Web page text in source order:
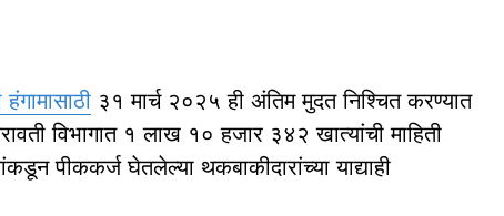
हंगामासाठी ३१ मार्च २०२५ ही अंतिम मुदत निश्चित करण्यात
विभागात १ लाख १० हजार ३४२ खात्यांची माहिती
पीककर्ज घेतलेल्या थकबाकीदारांच्या याद्याही